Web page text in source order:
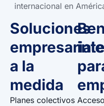
internacional en
Soluciones
a la
medida
Planes colectivos